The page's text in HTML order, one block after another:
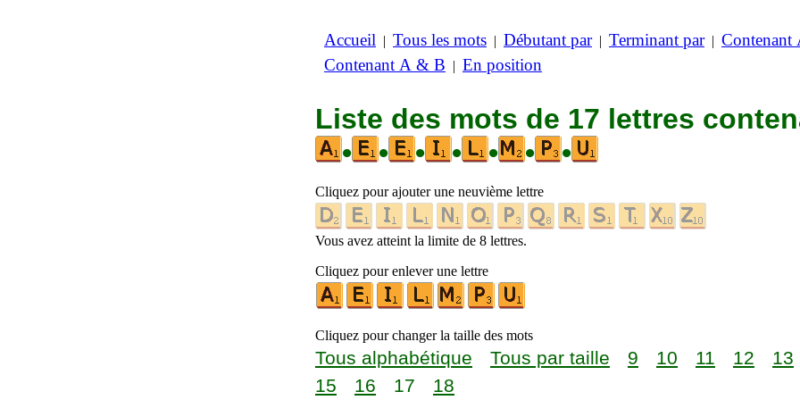
Accueil | Tous les mots | Débutant par| Terminant par| Contenant
Contenant A & B | En position
Liste des mots de 17 lettres
•
• • • • • •
Cliquez pour ajouter une neuvième lettre
Vous avez atteint la limite de 8 lettres.
Cliquez pour enlever une lettre
Cliquez pour changer la taille des mots
Tous alphabétique Tous par taille 9 10 11 12 13
15
16 17 18